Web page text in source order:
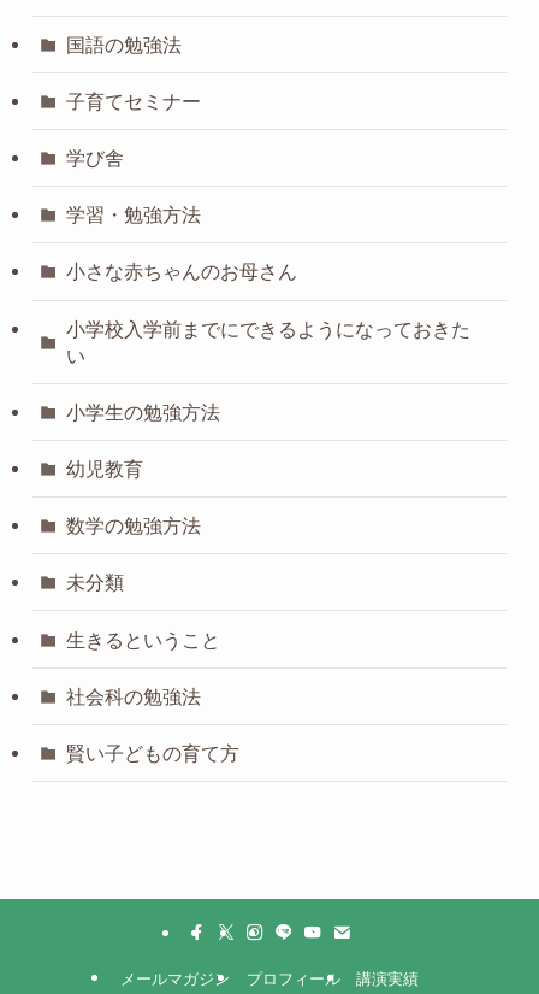
国語の勉強法
子育てセミナー
学び舎
学習・勉強方法
小さな赤ちゃんのお母さん
小学校入学前までにできるようになっておきた
い
小学生の勉強方法
幼児教育
数学の勉強方法
未分類
生きるということ
社会科の勉強法
賢い子どもの育て方
メールマガジン プロフィール 講演実績